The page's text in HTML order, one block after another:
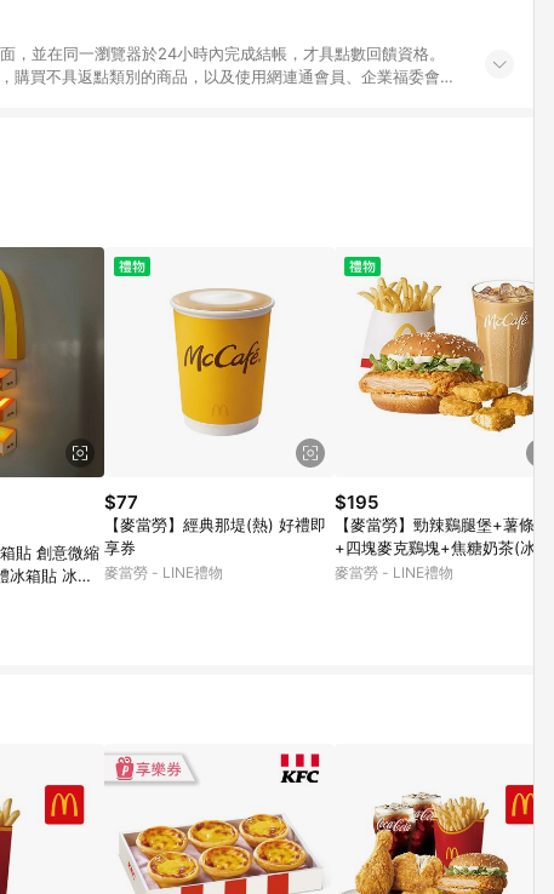
，並在同一瀏覽器於24小時內完成結帳，才具點數回饋資格。
購買不具返點類別的商品，以及使用網連通會員、企業福委會員
購物中登出東森購物ETMall，將無法獲得點數回饋。 5. 點數回
」機制(特殊活動時開放「回饋無上限」)，以同一訂單中同一
位、贈品與東森購物ETMall銷售網頁不符，以銷售網頁標示為
至LINE購物客服洽詢；若超過180天(含)以上進行申訴，恕無法
適用於無回饋商品。各點數紅包之適用商品與使用條件請依點數
貼 創意微縮
冰箱貼 冰箱
箱貼磁貼 冰
$77
【麥當勞】經典那堤(熱) 好禮即
享券
麥當勞 - LINE禮物
$195
【麥當勞】勁辣鷄腿堡+薯條(小)
+四塊麥克鷄塊+焦糖奶茶(冰)好
禮即享券
麥當勞 - LINE禮物